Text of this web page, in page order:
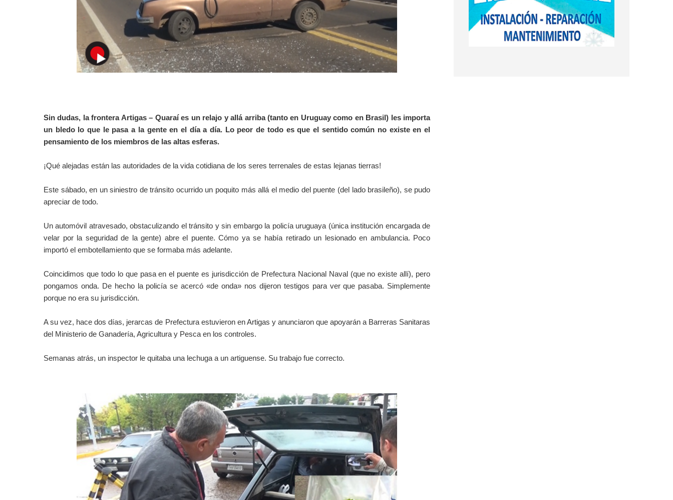
Sin dudas, la frontera Artigas – Quaraí es un relajo y allá arriba (tanto en Uruguay como en Brasil) les importa
un bledo lo que le pasa a la gente en el día a día. Lo peor de todo es que el sentido común no existe en el
pensamiento de los miembros de las altas esferas.
¡Qué alejadas están las autoridades de la vida cotidiana de los seres terrenales de estas lejanas tierras!
Este sábado, en un siniestro de tránsito ocurrido un poquito más allá el medio del puente (del lado brasileño), se pudo
apreciar de todo.
Un automóvil atravesado, obstaculizando el tránsito y sin embargo la policía uruguaya (única institución encargada de
velar por la seguridad de la gente) abre el puente. Cómo ya se había retirado un lesionado en ambulancia. Poco
importó el embotellamiento que se formaba más adelante.
Coincidimos que todo lo que pasa en el puente es jurisdicción de Prefectura Nacional Naval (que no existe allí), pero
pongamos onda. De hecho la policía se acercó «de onda» nos dijeron testigos para ver que pasaba. Simplemente
porque no era su jurisdicción.
A su vez, hace dos días, jerarcas de Prefectura estuvieron en Artigas y anunciaron que apoyarán a Barreras Sanitaras
del Ministerio de Ganadería, Agricultura y Pesca en los controles.
Semanas atrás, un inspector le quitaba una lechuga a un artiguense. Su trabajo fue correcto.